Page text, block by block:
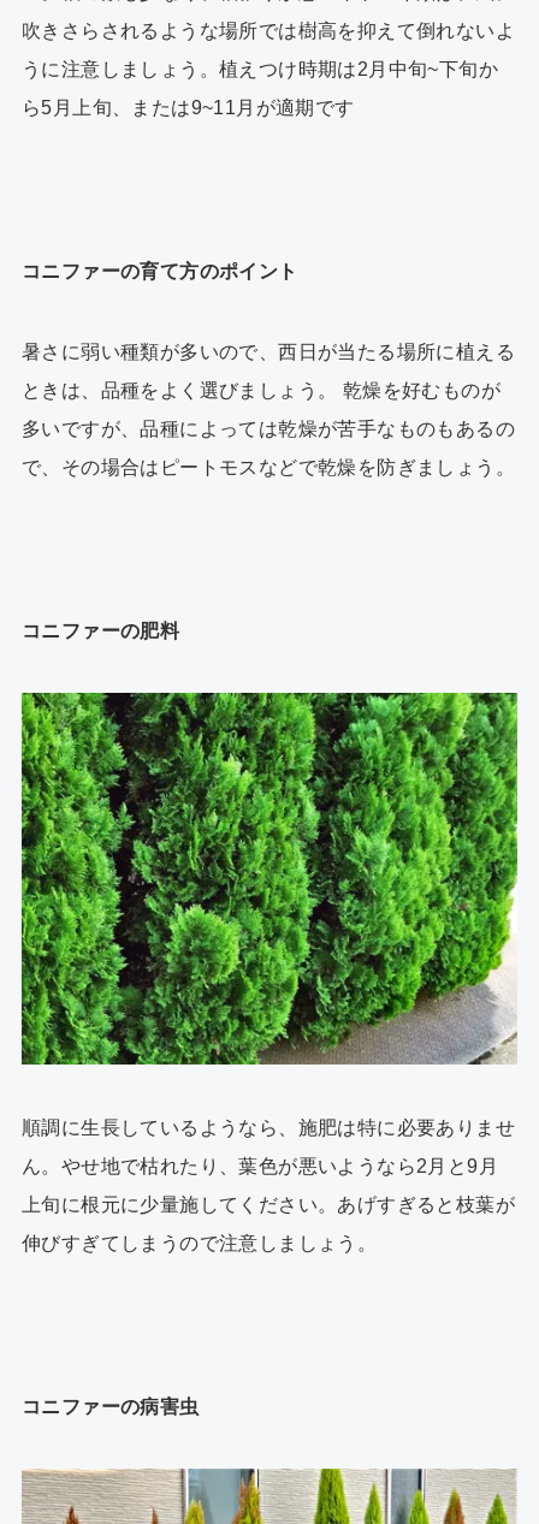
吹きさらされるような場所では樹高を抑えて倒れないよ
うに注意しましょう。植えつけ時期は2月中旬~下旬か
ら5月上旬、または9~11月が適期です
コニファーの育て方のポイント
暑さに弱い種類が多いので、西日が当たる場所に植える
ときは、品種をよく選びましょう。 乾燥を好むものが
多いですが、品種によっては乾燥が苦手なものもあるの
で、その場合はピートモスなどで乾燥を防ぎましょう。
コニファーの肥料
順調に生長しているようなら、施肥は特に必要ありませ
ん。やせ地で枯れたり、葉色が悪いようなら2月と9月
上旬に根元に少量施してください。あげすぎると枝葉が
伸びすぎてしまうので注意しましょう。
コニファーの病害虫